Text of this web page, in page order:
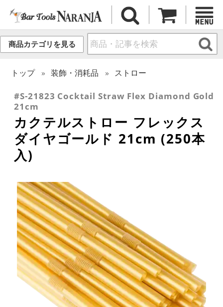
商品カテゴリを見る
トップ 装飾・消耗品 ストロー
#S-21823 Cocktail Straw Flex Diamond Gold
21cm
カクテルストロー フレックス
ダイヤゴールド 21cm (250本
入)